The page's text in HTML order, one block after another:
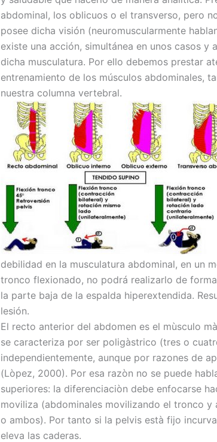
abdominal, los oblicuos o el transverso, pero
posee dicha visión (neuromuscularmente
existe una acción, simultánea en unos casos
dicha musculatura. Por ello debemos prestar
entrenamiento de los músculos abdominales,
nuestra columna vertebral.
debilidad en la musculatura abdominal, en un
tronco flexionado, no podrá realizarlo de
la parte baja de la espalda hiperextendida.
lesión.
El recto anterior del abdomen es el mùsculo
se caracteriza por ser poligàstrico (tres o
independientemente, aunque por razones de
(Lòpez, 2000). Por esa razòn no se puede
superiores: la diferenciaciòn debe enfocarse
moviliza (abdominales movilizando el tronco
o ambos). Por tanto si la pelvis està fijo
eleva las caderas.